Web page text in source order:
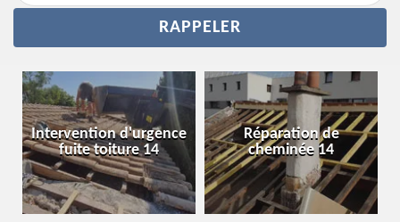
Intervention d'urgence
fuite toiture 14
Réparation de
cheminée 14